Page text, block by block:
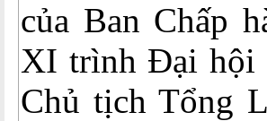
của Ban Chấp
XI trình Đại hội
Chủ tịch Tổng